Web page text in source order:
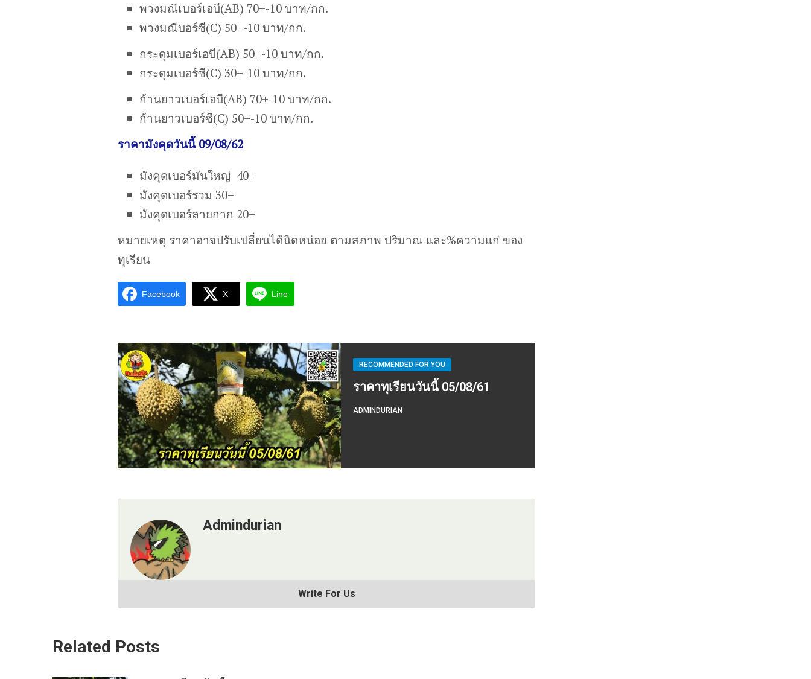
พวงมณีเบอร์เอบี(AB) 70+-10 บาท/กก.
พวงมณีบอร์ซี(C) 50+-10 บาท/กก.
กระดุมเบอร์เอบี(AB) 50+-10 บาท/กก.
กระดุมเบอร์ซี(C) 30+-10 บาท/กก.
ก้านยาวเบอร์เอบี(AB) 70+-10 บาท/กก.
ก้านยาวเบอร์ซี(C) 50+-10 บาท/กก.
ราคามังคุดวันนี้ 09/08/62
มังคุดเบอร์มันใหญ่ 40+
มังคุดเบอร์รวม 30+
มังคุดเบอร์ลายกาก 20+
หมายเหตุ ราคาอาจปรับเปลี่ยนได้นิดหน่อย ตามสภาพ ปริมาณ และ%ความแก่ ของ
ทุเรียน
Facebook X Line
RECOMMENDED FOR YOU
ราคาทุเรียนวันนี้ 05/08/61
ADMINDURIAN
Admindurian
Write For Us
Related Posts